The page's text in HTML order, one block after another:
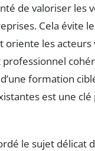
de valoriser les
Cela évite
oriente les acteurs
formation
est une
le sujet délicat